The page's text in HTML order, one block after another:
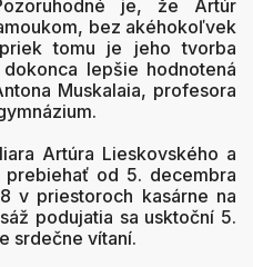
je, že Artúr
bez akéhokoľvek
tomu je jeho tvorba
lepšie hodnotená
Muskalaia, profesora
Artúra Lieskovského a
od 5. decembra
v priestoroch kasárne na
podujatia sa usktoční 5.
srdečne vítaní.